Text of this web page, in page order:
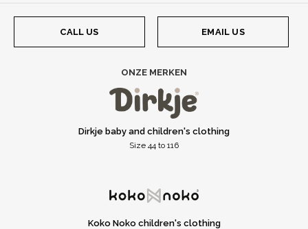
CALL US EMAIL US
ONZE MERKEN
Dirkje baby and children's clothing
Size 44 to 116
Koko Noko children's clothing